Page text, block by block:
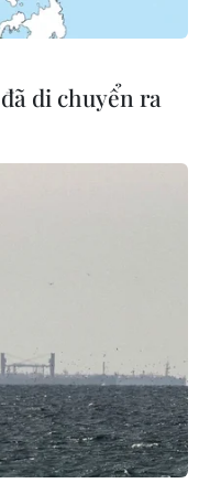
các tác động
thanh toán thay thế
cơ hội nắm giữ,
chính dựa trên đồng
di chuyển ra